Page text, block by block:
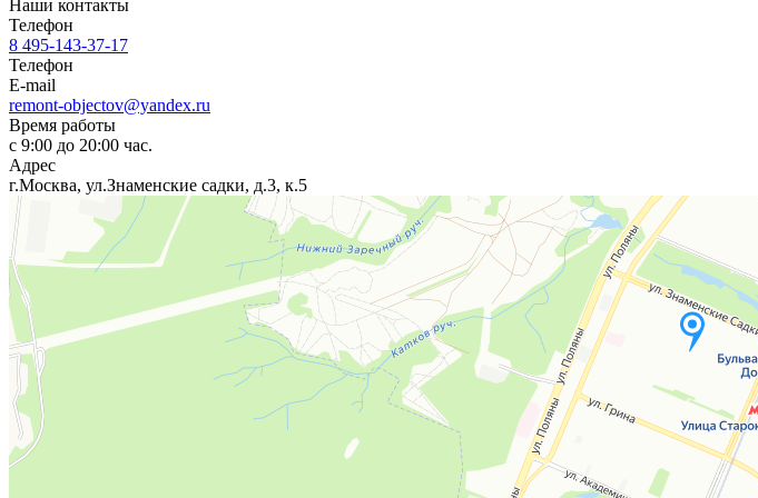
Наши контакты
Телефон
8 495-143-37-17
Телефон
E-mail
remont-objectov@yandex.ru
Время работы
с 9:00 до 20:00 час.
Адрес
г.Москва, ул.Знаменские садки, д.3, к.5